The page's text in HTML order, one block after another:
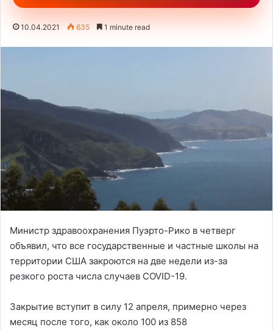
10.04.2021 635 1 minute read
Министр здравоохранения Пуэрто-Рико в четверг
объявил, что все государственные и частные школы на
территории США закроются на две недели из-за
резкого роста числа случаев COVID-19.
Закрытие вступит в силу 12 апреля, примерно через
месяц после того, как около 100 из 858